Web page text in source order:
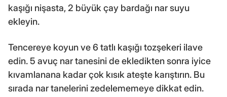
kaşığı nişasta, 2 büyük çay bardağı nar suyu
ekleyin.
Tencereye koyun ve 6 tatlı kaşığı tozşekeri ilave
edin. 5 avuç nar tanesini de ekledikten sonra iyice
kıvamlanana kadar çok kısık ateşte karıştırın. Bu
sırada nar tanelerini zedelememeye dikkat edin.